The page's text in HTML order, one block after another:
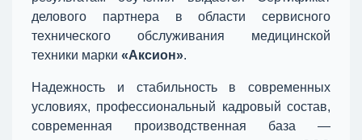
делового партнера в области сервисного
технического обслуживания медицинской
техники марки «Аксион».
Надежность и стабильность в современных
условиях, профессиональный кадровый состав,
современная производственная база —